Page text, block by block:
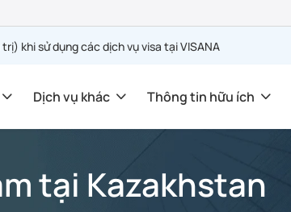
khi sử dụng các dịch vụ visa tại VISANA
Dịch vụ khác Thông tin hữu ích
tại Kazakhstan